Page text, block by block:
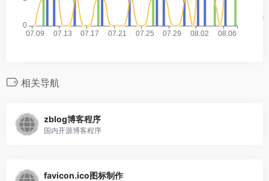
相关导航
zblog博客程序
国内开源博客程序
favicon.ico图标制作